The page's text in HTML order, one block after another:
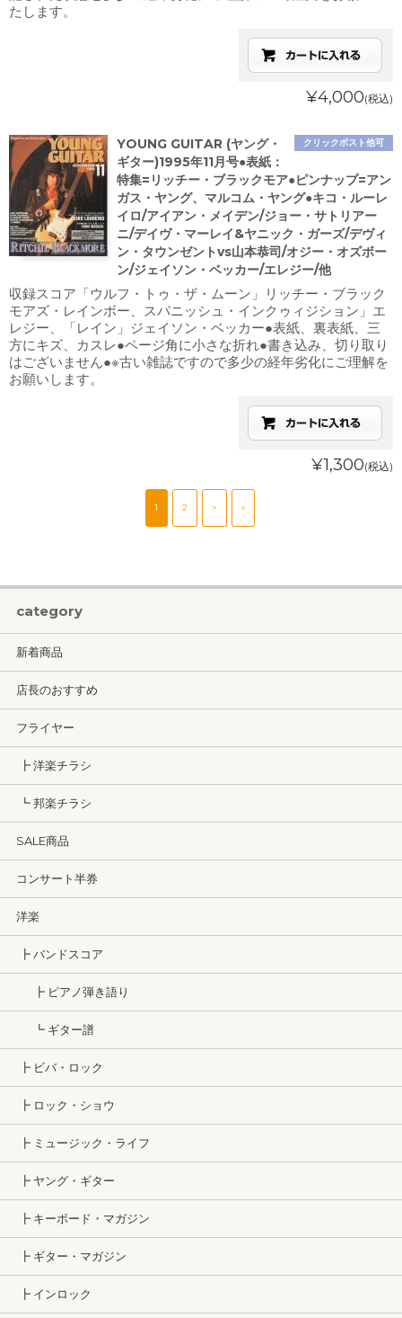
たします。
¥4,000(税込)
クリックポスト他可
YOUNG GUITAR (ヤング・
ギター)1995年11月号●表紙：
特集=リッチー・ブラックモア●ピンナップ=アン
ガス・ヤング、マルコム・ヤング●キコ・ルーレ
イロ/アイアン・メイデン/ジョー・サトリアー
ニ/デイヴ・マーレイ&ヤニック・ガーズ/デヴィ
ン・タウンゼントvs山本恭司/オジー・オズボー
ン/ジェイソン・ベッカー/エレジー/他
収録スコア「ウルフ・トゥ・ザ・ムーン」リッチー・ブラック
モアズ・レインボー、スパニッシュ・インクゥィジション」エ
レジー、「レイン」ジェイソン・ベッカー●表紙、裏表紙、三
方にキズ、カスレ●ページ角に小さな折れ●書き込み、切り取り
はございません●※古い雑誌ですので多少の経年劣化にご理解を
お願いします。
¥1,300(税込)
1 2 > »
category
新着商品
店長のおすすめ
フライヤー
┣ 洋楽チラシ
┗ 邦楽チラシ
SALE商品
コンサート半券
洋楽
┣ バンドスコア
┣ ピアノ弾き語り
┗ ギター譜
┣ ビバ・ロック
┣ ロック・ショウ
┣ ミュージック・ライフ
┣ ヤング・ギター
┣ キーボード・マガジン
┣ ギター・マガジン
┣ インロック